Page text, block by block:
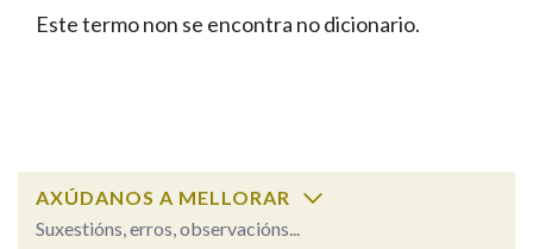
FIGURAS HOMENAXEADAS
PORTAL DAS PALABRAS
Facebook
TwitterYoutubeInstagram
Bluesky
BUSCAR NOS LEMAS
Remata por
Este termo non se encontra no dicionario.
AXÚDANOS A MELLORAR
Suxestións, erros, observacións...